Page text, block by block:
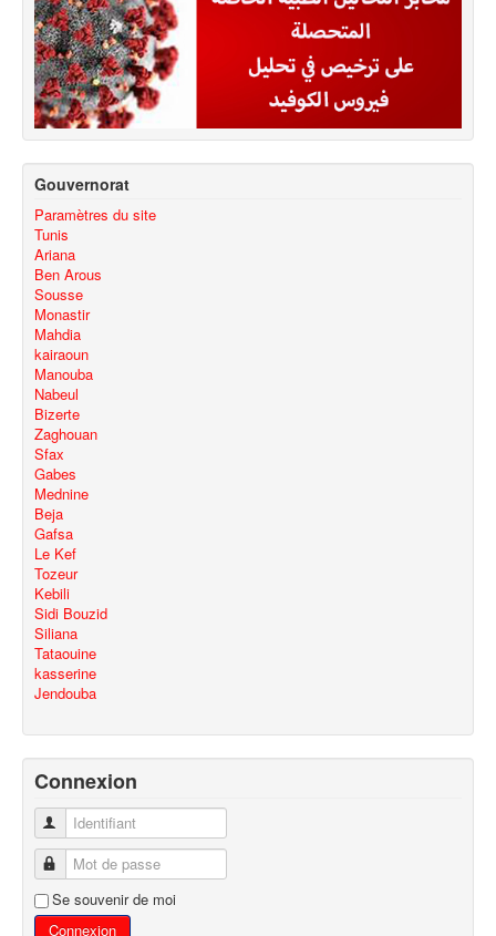
Gouvernorat
Paramètres du site
Tunis
Ariana
Ben Arous
Sousse
Monastir
Mahdia
kairaoun
Manouba
Nabeul
Bizerte
Zaghouan
Sfax
Gabes
Mednine
Beja
Gafsa
Le Kef
Tozeur
Kebili
Sidi Bouzid
Siliana
Tataouine
kasserine
Jendouba
Connexion
Identifiant
Mot de passe
Se souvenir de moi
Connexion